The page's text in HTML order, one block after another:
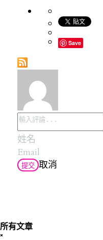
Save
提交 取消
所有文章
×